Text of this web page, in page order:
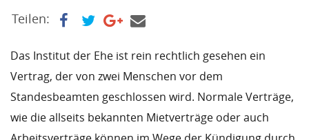
Teilen:
Das Institut der Ehe ist rein rechtlich gesehen ein
Vertrag, der von zwei Menschen vor dem
Standesbeamten geschlossen wird. Normale Verträge,
wie die allseits bekannten Mietverträge oder auch